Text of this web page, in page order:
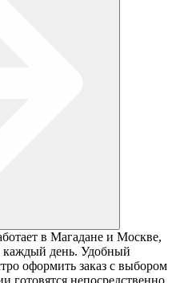
в Магадане и Москве,
каждый день. Удобный
оформить заказ с выбором
готовятся непосредственно